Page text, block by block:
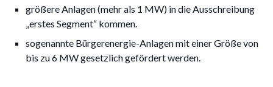
größere Anlagen (mehr als 1 MW) in die Ausschreibung
„erstes Segment“ kommen.
sogenannte Bürgerenergie-Anlagen mit einer Größe von
bis zu 6 MW gesetzlich gefördert werden.